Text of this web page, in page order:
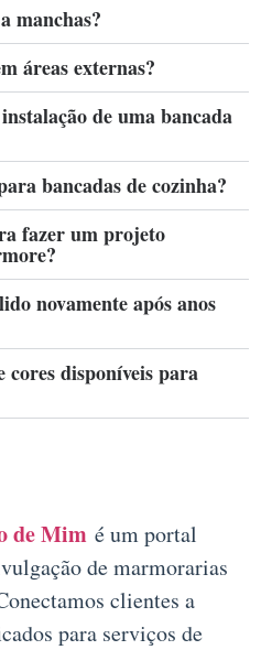
manchas?
áreas externas?
de uma bancada
bancadas de cozinha?
fazer um projeto
novamente após anos
cores disponíveis para
de Mim é um portal
de marmorarias
clientes a
para serviços de